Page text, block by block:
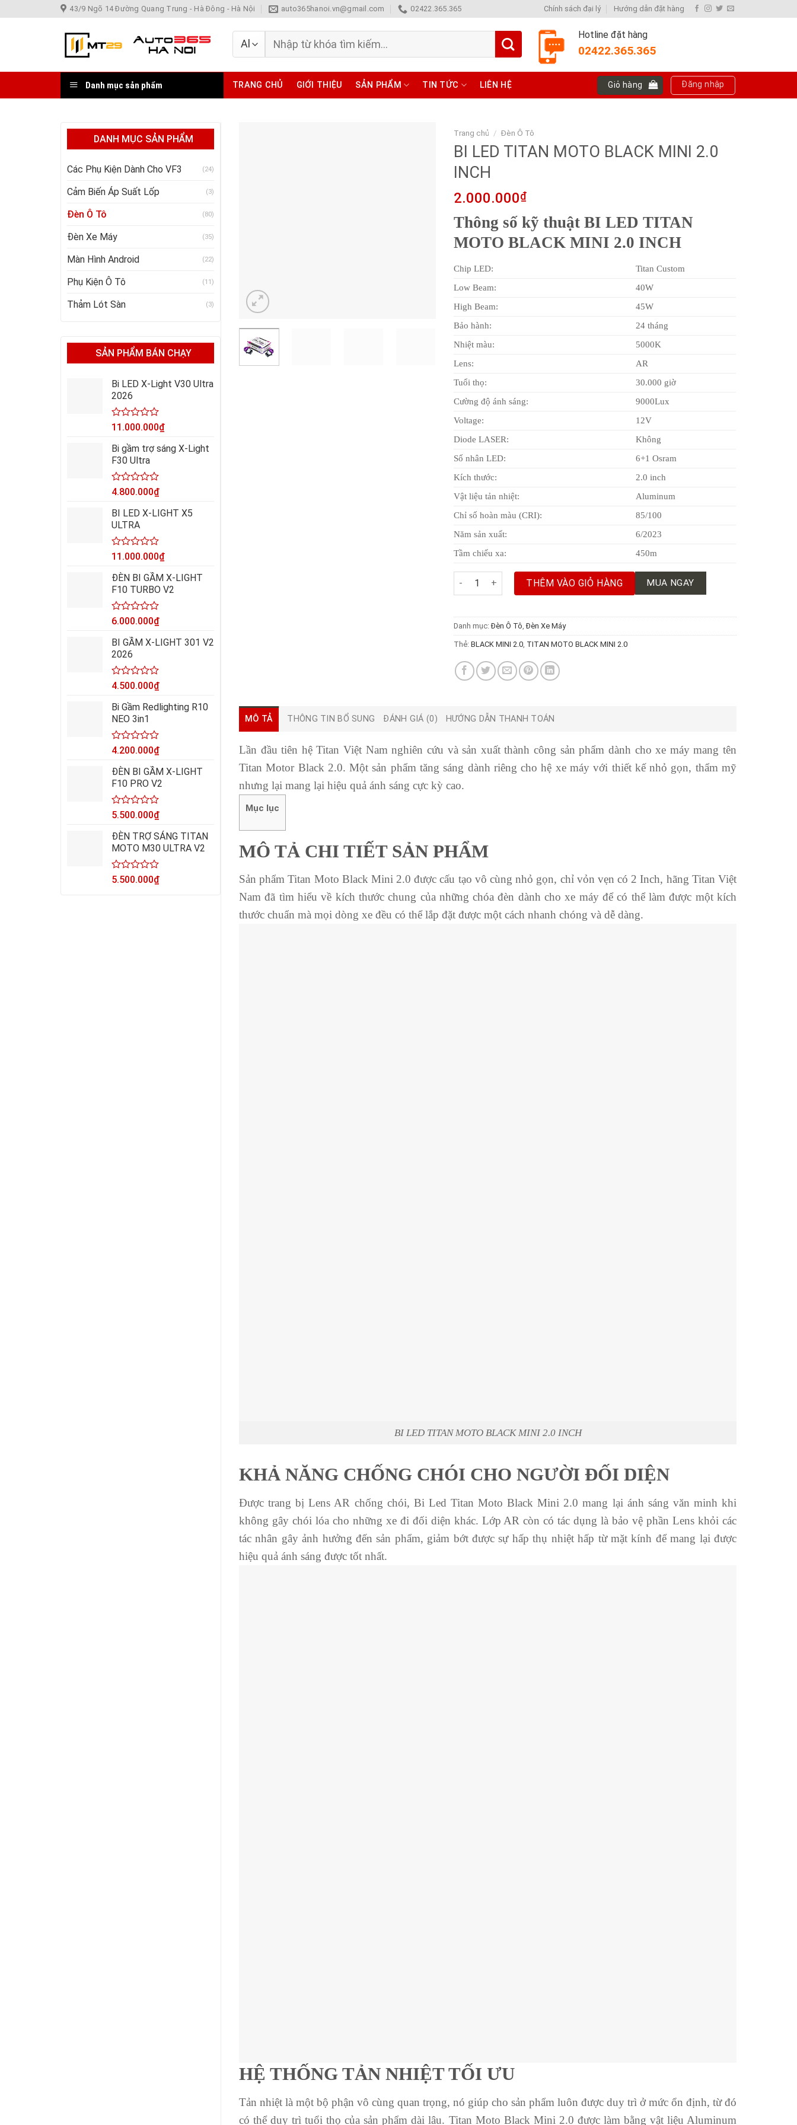
to
43/9 Ngõ 14 Đường Quang Trung - Hà Đông - Hà Nội auto365hanoi.vn@gmail.com 02422.365.365 Chính sách đại lý Hướng dẫn đặt hàng
Tìm
Hotline đặt hàng
02422.365.365
Danh mục sản phẩm TRANG CHỦ GIỚI THIỆU SẢN PHẨM TIN TỨC LIÊN HỆ Giỏ hàng Đăng nhập
DANH MỤC SẢN PHẨM
Các Phụ Kiện Dành Cho VF3 (24)
Cảm Biến Áp Suất Lốp (3)
Đèn Ô Tô (80)
Đèn Xe Máy (35)
Màn Hình Android (22)
Phụ Kiện Ô Tô (11)
Thảm Lót Sàn (3)
SẢN PHẨM BÁN CHẠY
Bi LED X-Light V30 Ultra
2026
Được
hạng
0
5
sao
11.000.000₫
Bi gầm trợ sáng X-Light
F30 Ultra
Được
hạng
0
5
sao
4.800.000₫
BI LED X-LIGHT X5
ULTRA
Được
hạng
0
5
sao
11.000.000₫
ĐÈN BI GẦM X-LIGHT
F10 TURBO V2
Được
hạng
0
5
sao
6.000.000₫
BI GẦM X-LIGHT 301 V2
2026
Được
hạng
0
5
sao
4.500.000₫
Bi Gầm Redlighting R10
NEO 3in1
Được
hạng
0
5
sao
4.200.000₫
ĐÈN BI GẦM X-LIGHT
F10 PRO V2
Được
hạng
0
5
sao
5.500.000₫
ĐÈN TRỢ SÁNG TITAN
MOTO M30 ULTRA V2
Được
5.500.000₫
Trang chủ / Đèn Ô Tô
BI LED TITAN MOTO BLACK MINI 2.0
INCH
2.000.000₫
Thông số kỹ thuật BI LED TITAN
MOTO BLACK MINI 2.0 INCH
Chip LED:
Titan Custom
Low Beam:
40W
High Beam:
45W
Bảo hành:
24 tháng
Nhiệt màu:
5000K
Lens:
AR
Tuổi thọ:
30.000 giờ
Cường độ ánh sáng:
9000Lux
Voltage:
12V
Diode LASER:
Không
Số nhân LED:
6+1 Osram
Kích thước:
2.0 inch
Vật liệu tản nhiệt:
Aluminum
Chỉ số hoàn màu (CRI):
85/100
Năm sản xuất:
6/2023
Tầm chiếu xa:
450m
BI LED TITAN MOTO BLACK MINI 2.0 INCH số lượng
THÊM VÀO GIỎ HÀNG MUA NGAY
Danh mục:Đèn Ô Tô,Đèn Xe Máy
Thẻ:BLACK MINI 2.0, TITAN MOTO BLACK MINI 2.0
MÔ TẢ THÔNG TIN BỔ SUNG ĐÁNH GIÁ (0) HƯỚNG DẪN THANH TOÁN
Lần đầu tiên hệ Titan Việt Nam nghiên cứu và sản xuất thành công sản phẩm dành cho xe máy mang tên
Titan Motor Black 2.0. Một sản phẩm tăng sáng dành riêng cho hệ xe máy với thiết kế nhỏ gọn, thẩm mỹ
nhưng lại mang lại hiệu quả ánh sáng cực kỳ cao.
Mục lục
MÔ TẢ CHI TIẾT SẢN PHẨM
Sản phẩm Titan Moto Black Mini 2.0 được cấu tạo vô cùng nhỏ gọn, chỉ vỏn vẹn có 2 Inch, hãng Titan Việt
Nam đã tìm hiểu về kích thước chung của những chóa đèn dành cho xe máy để có thể làm được một kích
thước chuẩn mà mọi dòng xe đều có thể lắp đặt được một cách nhanh chóng và dễ dàng.
BI LED TITAN MOTO BLACK MINI 2.0 INCH
KHẢ NĂNG CHỐNG CHÓI CHO NGƯỜI ĐỐI DIỆN
Được trang bị Lens AR chống chói, Bi Led Titan Moto Black Mini 2.0 mang lại ánh sáng văn minh khi
không gây chói lóa cho những xe đi đối diện khác. Lớp AR còn có tác dụng là bảo vệ phần Lens khỏi các
tác nhân gây ảnh hưởng đến sản phẩm, giảm bớt được sự hấp thụ nhiệt hấp từ mặt kính để mang lại được
hiệu quả ánh sáng được tốt nhất.
HỆ THỐNG TẢN NHIỆT TỐI ƯU
Tản nhiệt là một bộ phận vô cùng quan trọng, nó giúp cho sản phẩm luôn được duy trì ở mức ổn định, từ đó
có thể duy trì tuổi thọ của sản phẩm dài lâu. Titan Moto Black Mini 2.0 được làm bằng vật liệu Aluminum